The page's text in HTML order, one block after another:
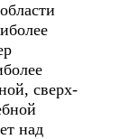
сверх-
над